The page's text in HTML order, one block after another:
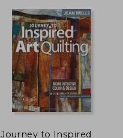
Journey to Inspired